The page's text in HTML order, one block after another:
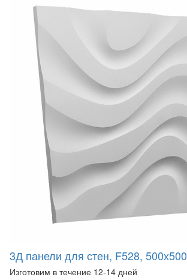
3Д панели для стен, F528, 500х500
Изготовим в течение 12-14 дней